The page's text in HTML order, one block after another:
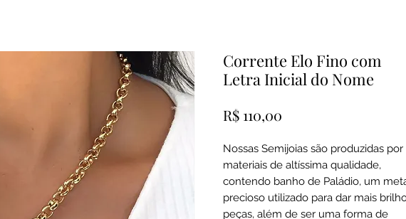
Corrente Elo Fino com
Letra Inicial do Nome
R$ 110,00
Nossas Semijoias são produzidas por
materiais de altíssima qualidade,
contendo banho de Paládio, um
precioso utilizado para dar mais
peças, além de ser uma forma de